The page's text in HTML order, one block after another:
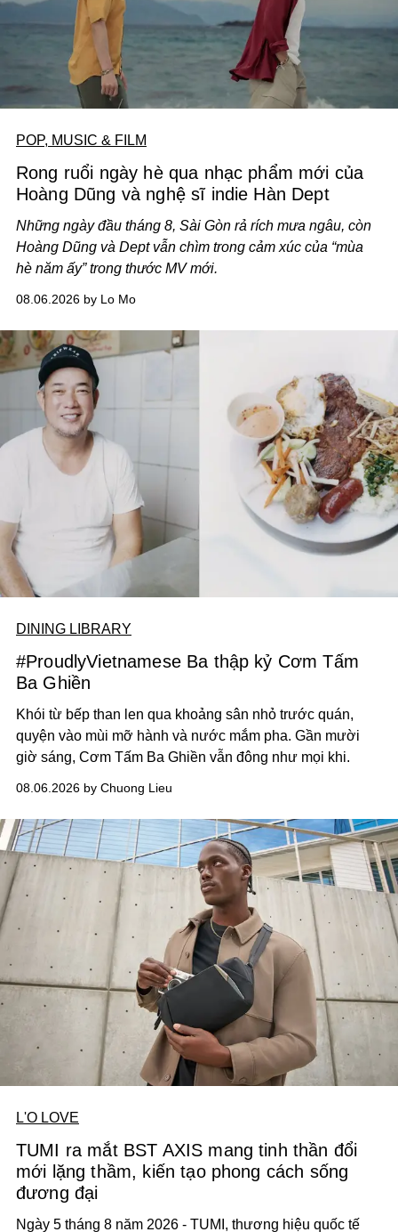
POP, MUSIC & FILM
Rong ruổi ngày hè qua nhạc phẩm mới của
Hoàng Dũng và nghệ sĩ indie Hàn Dept
Những ngày đầu tháng 8, Sài Gòn rả rích mưa ngâu, còn
Hoàng Dũng và Dept vẫn chìm trong cảm xúc của “mùa
hè năm ấy” trong thước MV mới.
08.06.2026 by Lo Mo
DINING LIBRARY
#ProudlyVietnamese Ba thập kỷ Cơm Tấm
Ba Ghiền
Khói từ bếp than len qua khoảng sân nhỏ trước quán,
quyện vào mùi mỡ hành và nước mắm pha. Gần mười
giờ sáng, Cơm Tấm Ba Ghiền vẫn đông như mọi khi.
08.06.2026 by Chuong Lieu
L'O LOVE
TUMI ra mắt BST AXIS mang tinh thần đổi
mới lặng thầm, kiến tạo phong cách sống
đương đại
Ngày 5 tháng 8 năm 2026 - TUMI, thương hiệu quốc tế